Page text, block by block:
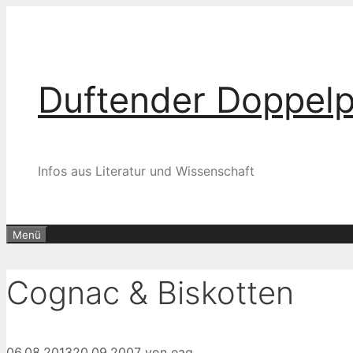
Duftender
Infos aus Literatur und Wissenschaft
Menü
Cognac & Biskotten